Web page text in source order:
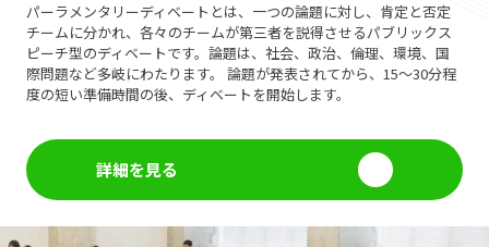
お問い合わせ
現役員へのご連絡、ご要望などお気軽にお問い合わせ
ください
パーラメンタリーディベートとは、一つの論題に対し、肯定と否定
チームに分かれ、各々のチームが第三者を説得させるパブリックス
ピーチ型のディベートです。論題は、社会、政治、倫理、環境、国
際問題など多岐にわたります。 論題が発表されてから、15～30分程
度の短い準備時間の後、ディベートを開始します。
詳細を見る